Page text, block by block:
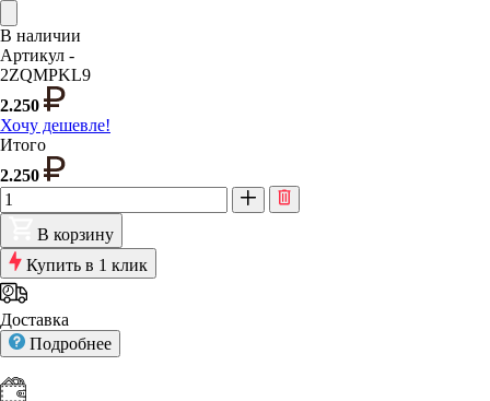
В наличии
Артикул -
2ZQMPKL9
2.250
Хочу дешевле!
Итого
2.250
В корзину
Купить в 1 клик
Доставка
Подробнее